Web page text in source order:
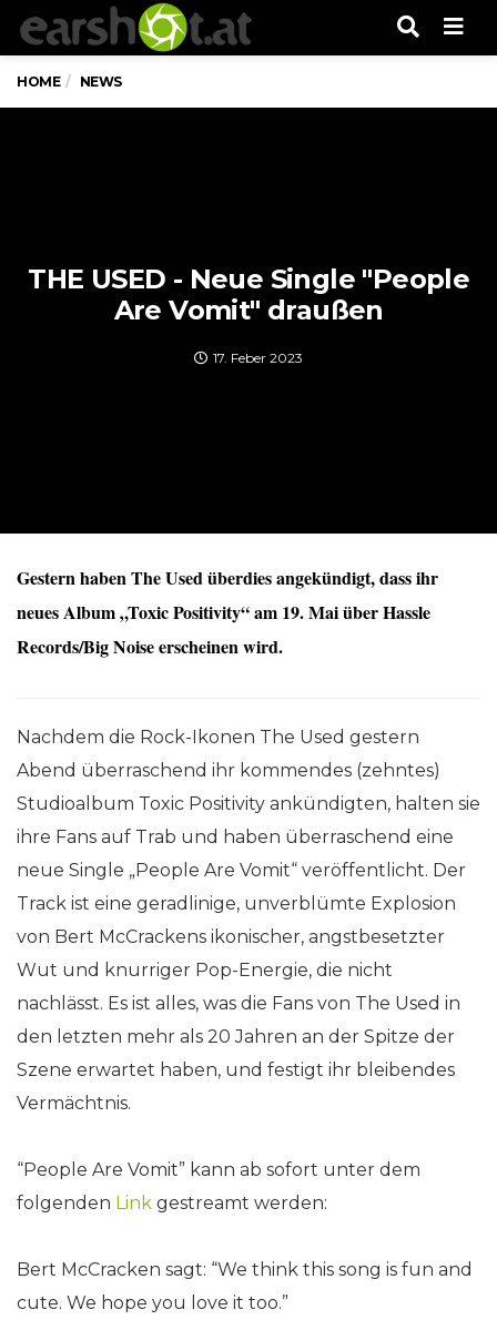
HOME NEWS
THE USED - Neue Single "People
Are Vomit" draußen
17. Feber 2023
Gestern haben The Used überdies angekündigt, dass ihr
neues Album „Toxic Positivity“ am 19. Mai über Hassle
Records/Big Noise erscheinen wird.
Nachdem die Rock-Ikonen The Used gestern
Abend überraschend ihr kommendes (zehntes)
Studioalbum Toxic Positivity ankündigten, halten sie
ihre Fans auf Trab und haben überraschend eine
neue Single „People Are Vomit“ veröffentlicht. Der
Track ist eine geradlinige, unverblümte Explosion
von Bert McCrackens ikonischer, angstbesetzter
Wut und knurriger Pop-Energie, die nicht
nachlässt. Es ist alles, was die Fans von The Used in
den letzten mehr als 20 Jahren an der Spitze der
Szene erwartet haben, und festigt ihr bleibendes
Vermächtnis.
“People Are Vomit” kann ab sofort unter dem
folgenden Link gestreamt werden:
Bert McCracken sagt: “We think this song is fun and
cute. We hope you love it too.”